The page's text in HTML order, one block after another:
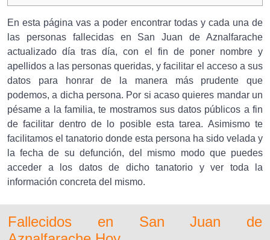
En esta página vas a poder encontrar todas y cada una de
las personas fallecidas en San Juan de Aznalfarache
actualizado día tras día, con el fin de poner nombre y
apellidos a las personas queridas, y facilitar el acceso a sus
datos para honrar de la manera más prudente que
podemos, a dicha persona. Por si acaso quieres mandar un
pésame a la familia, te mostramos sus datos públicos a fin
de facilitar dentro de lo posible esta tarea. Asimismo te
facilitamos el tanatorio donde esta persona ha sido velada y
la fecha de su defunción, del mismo modo que puedes
acceder a los datos de dicho tanatorio y ver toda la
información concreta del mismo.
Fallecidos en San Juan de